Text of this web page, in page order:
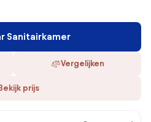
Sanitairkamer
Vergelijken
Bekijk prijs